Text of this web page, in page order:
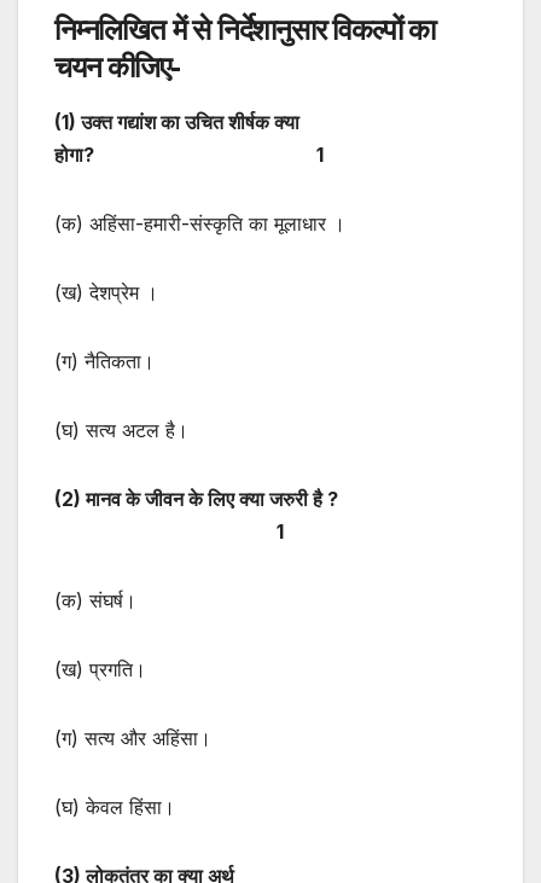
निम्नलिखित में से निर्देशानुसार विकल्पों का
चयन कीजिए-
(1) उक्त गद्यांश का उचित शीर्षक क्या
होगा? 1
(क) अहिंसा-हमारी-संस्कृति का मूलाधार ।
(ख) देशप्रेम ।
(ग) नैतिकता।
(घ) सत्य अटल है।
(2) मानव के जीवन के लिए क्या जरुरी है ?
1
(क) संघर्ष।
(ख) प्रगति।
(ग) सत्य और अहिंसा।
(घ) केवल हिंसा।
(3) लोकतंत्र का क्या अर्थ